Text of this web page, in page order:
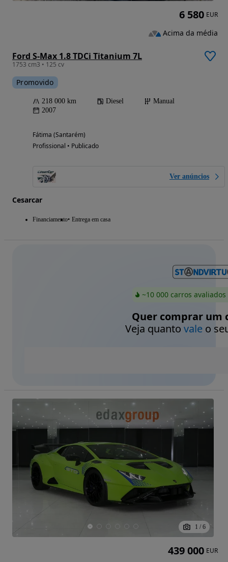
Ford S-Max 1.8 TDCi Titanium 7L
1753 cm3 • 125 cv
Promovido
218 000 km Diesel
Manual
2007
Fátima (Santarém)
Profissional • Publicado
Ver anúncios
Cesarcar
Financiamento Entrega em casa
6 580 EUR
Acima da média
~10 000 carros
Quer comprar um
Veja quanto valeo
1 / 6
439 000 EUR